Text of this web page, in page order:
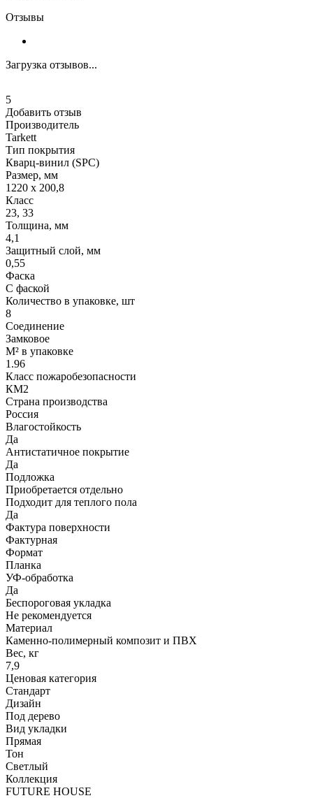
Отзывы
Загрузка отзывов...
5
Добавить отзыв
Производитель
Tarkett
Тип покрытия
Кварц-винил (SPC)
Размер, мм
1220 x 200,8
Класс
23, 33
Толщина, мм
4,1
Защитный слой, мм
0,55
Фаска
С фаской
Количество в упаковке, шт
8
Соединение
Замковое
М² в упаковке
1.96
Класс пожаробезопасности
КМ2
Страна производства
Россия
Влагостойкость
Да
Антистатичное покрытие
Да
Подложка
Приобретается отдельно
Подходит для теплого пола
Да
Фактура поверхности
Фактурная
Формат
Планка
УФ-обработка
Да
Беспороговая укладка
Не рекомендуется
Материал
Каменно-полимерный композит и ПВХ
Вес, кг
7,9
Ценовая категория
Стандарт
Дизайн
Под дерево
Вид укладки
Прямая
Тон
Светлый
Коллекция
FUTURE HOUSE